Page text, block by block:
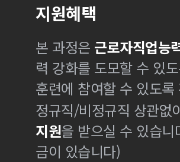
지원혜택
본 과정은 근로자직업능
력 강화를 도모할 수 있
훈련에 참여할 수 있도
정규직/비정규직 상관없
지원을 받으실 수 있습
금이 있습니다)